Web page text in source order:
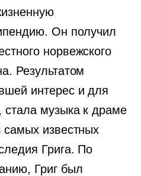
Он получил
норвежского
Результатом
интерес и для
стала музыка к драме
известных
Грига. По
Григ был